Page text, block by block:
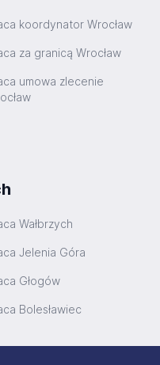
koordynator Wrocław
za granicą Wrocław
umowa zlecenie
Wałbrzych
Jelenia Góra
Głogów
Bolesławiec